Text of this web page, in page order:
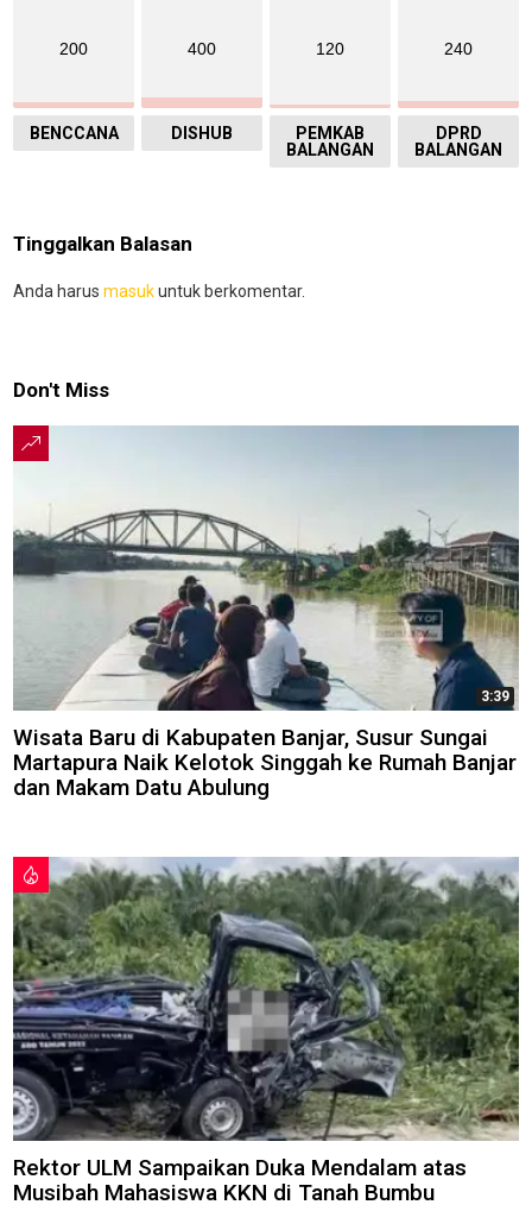
200
BENCCANA
400
DISHUB
120
PEMKAB
BALANGAN
240
DPRD
BALANGAN
Tinggalkan Balasan
Anda harus masukuntuk berkomentar.
Don't Miss
3:39
Wisata Baru di Kabupaten Banjar, Susur Sungai
Martapura Naik Kelotok Singgah ke Rumah Banjar
dan Makam Datu Abulung
Rektor ULM Sampaikan Duka Mendalam atas
Musibah Mahasiswa KKN di Tanah Bumbu